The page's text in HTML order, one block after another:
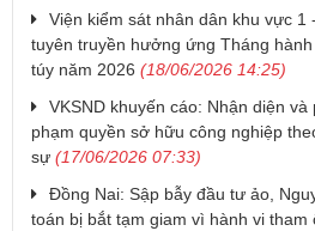
Viện kiểm sát nhân dân khu vực 1
tuyên truyền hưởng ứng Tháng
túy năm 2026 (18/06/2026 14:25)
VKSND khuyến cáo: Nhận diện
phạm quyền sở hữu công nghiệp
sự (17/06/2026 07:33)
Đồng Nai: Sập bẫy đầu tư ảo,
toán bị bắt tạm giam vì hành vi tham